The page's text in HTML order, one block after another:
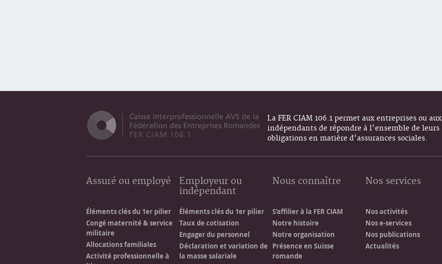
La FER CIAM 106.1 permet aux entreprises ou aux
indépendants de répondre à l'ensemble de leurs
obligations en matière d'assurances sociales.
Assuré ou employé
Éléments clés du 1er pilier
Congé maternité & service
militaire
Allocations familiales
Activité professionnelle à
Employeur ou
indépendant
Éléments clés du 1er pilier
Taux de cotisation
Engager du personnel
Déclaration et variation de
la masse salariale
Nous connaître
S'affilier à la FER CIAM
Notre histoire
Notre organisation
Présence en Suisse
romande
Nos services
Nos activités
Nos e-services
Nos publications
Actualités